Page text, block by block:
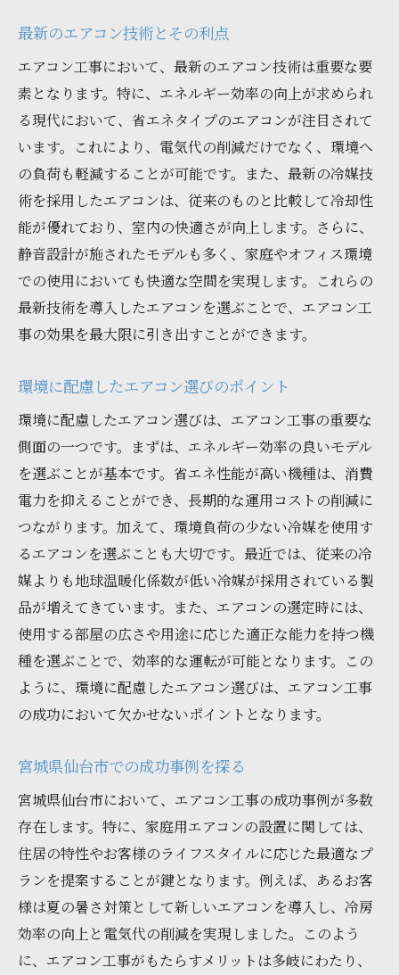
最新のエアコン技術とその利点
エアコン工事において、最新のエアコン技術は重要な要
素となります。特に、エネルギー効率の向上が求められ
る現代において、省エネタイプのエアコンが注目されて
います。これにより、電気代の削減だけでなく、環境へ
の負荷も軽減することが可能です。また、最新の冷媒技
術を採用したエアコンは、従来のものと比較して冷却性
能が優れており、室内の快適さが向上します。さらに、
静音設計が施されたモデルも多く、家庭やオフィス環境
での使用においても快適な空間を実現します。これらの
最新技術を導入したエアコンを選ぶことで、エアコン工
事の効果を最大限に引き出すことができます。
環境に配慮したエアコン選びのポイント
環境に配慮したエアコン選びは、エアコン工事の重要な
側面の一つです。まずは、エネルギー効率の良いモデル
を選ぶことが基本です。省エネ性能が高い機種は、消費
電力を抑えることができ、長期的な運用コストの削減に
つながります。加えて、環境負荷の少ない冷媒を使用す
るエアコンを選ぶことも大切です。最近では、従来の冷
媒よりも地球温暖化係数が低い冷媒が採用されている製
品が増えてきています。また、エアコンの選定時には、
使用する部屋の広さや用途に応じた適正な能力を持つ機
種を選ぶことで、効率的な運転が可能となります。この
ように、環境に配慮したエアコン選びは、エアコン工事
の成功において欠かせないポイントとなります。
宮城県仙台市での成功事例を探る
宮城県仙台市において、エアコン工事の成功事例が多数
存在します。特に、家庭用エアコンの設置に関しては、
住居の特性やお客様のライフスタイルに応じた最適なプ
ランを提案することが鍵となります。例えば、あるお客
様は夏の暑さ対策として新しいエアコンを導入し、冷房
効率の向上と電気代の削減を実現しました。このよう
に、エアコン工事がもたらすメリットは多岐にわたり、